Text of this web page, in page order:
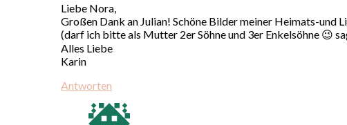
Liebe Nora,
Großen Dank an Julian! Schöne Bilder meiner Heimats-und
(darf ich bitte als Mutter 2er Söhne und 3er Enkelsöhne 😉
Alles Liebe
Karin
Antworten